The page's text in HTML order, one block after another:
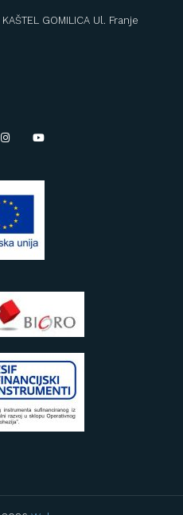
KAŠTEL GOMILICA Ul. Franje